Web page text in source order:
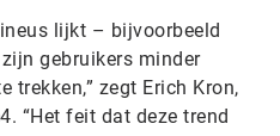
lijkt – bijvoorbeeld
gebruikers minder
trekken,” zegt Erich Kron,
“Het feit dat deze trend